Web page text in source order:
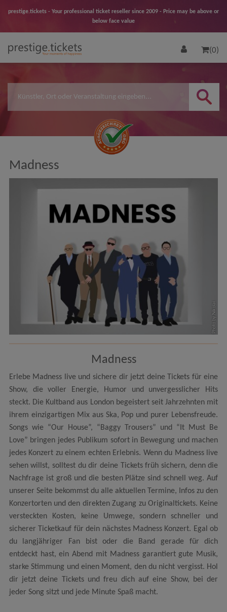
prestige.tickets - Your professional ticket reseller since 2009 - Price may be above or
below face value
(0)
Madness
Photo by Nikolai
Madness
Erlebe Madness live und sichere dir jetzt deine Tickets für eine
Show, die voller Energie, Humor und unvergesslicher Hits
steckt. Die Kultband aus London begeistert seit Jahrzehnten mit
ihrem einzigartigen Mix aus Ska, Pop und purer Lebensfreude.
Songs wie “Our House”, “Baggy Trousers” und “It Must Be
Love” bringen jedes Publikum sofort in Bewegung und machen
jedes Konzert zu einem echten Erlebnis. Wenn du Madness live
sehen willst, solltest du dir deine Tickets früh sichern, denn die
Nachfrage ist groß und die besten Plätze sind schnell weg. Auf
unserer Seite bekommst du alle aktuellen Termine, Infos zu den
Konzertorten und den direkten Zugang zu Originaltickets. Keine
versteckten Kosten, keine Umwege, sondern schneller und
sicherer Ticketkauf für dein nächstes Madness Konzert. Egal ob
du langjähriger Fan bist oder die Band gerade für dich
entdeckt hast, ein Abend mit Madness garantiert gute Musik,
starke Stimmung und einen Moment, den du nicht vergisst. Hol
dir jetzt deine Tickets und freu dich auf eine Show, bei der
jeder Song sitzt und jede Minute Spaß macht.